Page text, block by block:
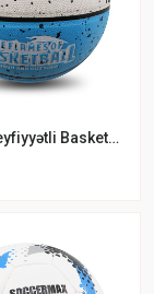
Yüksək Keyfiyyətli Basketbol Topu SIWIT Ölçü №7